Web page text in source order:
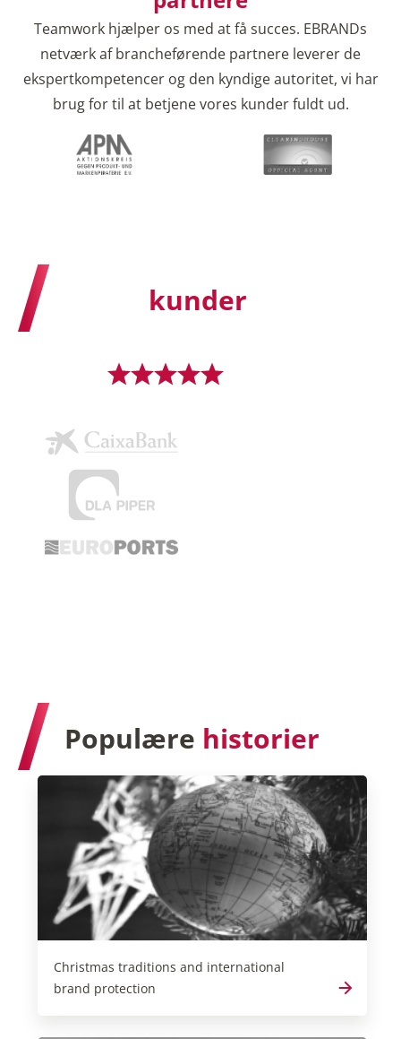
Teamwork hjælper os med at få succes. EBRANDs
netværk af brancheførende partnere leverer de
ekspertkompetencer og den kyndige autoritet, vi har
brug for til at betjene vores kunder fuldt ud.
kunder
Christmas traditions and international
brand protection
Populære historier